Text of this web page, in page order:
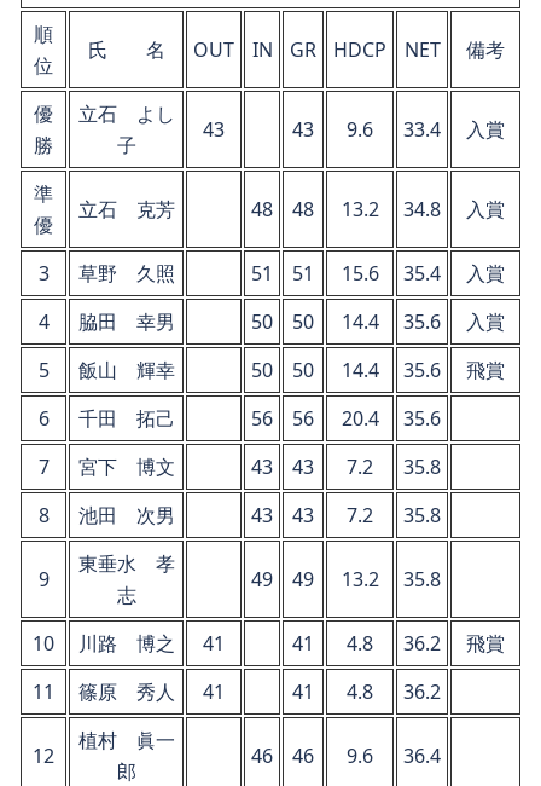
順
位
氏 名 OUT IN GR HDCP NET 備考
優
勝
立石 よし
子
43 43 9.6 33.4 入賞
準
優
立石 克芳 48 48 13.2 34.8 入賞
3 草野 久照 51 51 15.6 35.4
入賞
4
脇田 幸男 50 50 14.4 35.6
入賞
5
飯山 輝幸 50 50 14.4 35.6
飛賞
6
千田 拓己 56 56 20.4
35.6
7
宮下 博文 43 43 7.2
35.8
8
池田 次男 43 43 7.2 35.8
9
東垂水 孝
志
49 49 13.2 35.8
10 川路 博之 41 41 4.8 36.2
飛賞
11
篠原 秀人 41 41 4.8 36.2
12
植村 眞一
郎
46 46 9.6 36.4